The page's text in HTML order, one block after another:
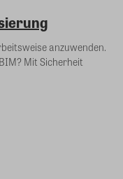
anzuwenden.
Mit Sicherheit